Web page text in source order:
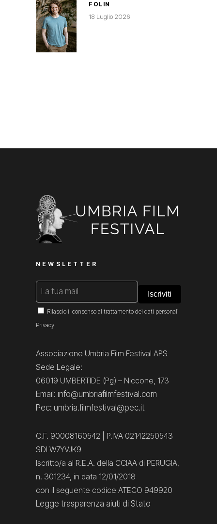
FOLIN
18 Luglio 2026
NEWSLETTER
Rilascio il consenso al trattamento dei dati personali
Privacy
Associazione Umbria Film Festival APS
Sede Legale:
06019 UMBERTIDE (Pg) – Niccone, 173
Email: info@umbriafilmfestival.com
Pec: umbria.filmfestival@pec.it
C.F. 90008160542 | P.IVA 02142250543
SDI W7YVJK9
Iscritto/a al R.E.A. della CCIAA di PERUGIA,
n. 301234, in data 12/01/2018
con il seguente codice ATECO 949920
Legge trasparenza aiuti di Stato